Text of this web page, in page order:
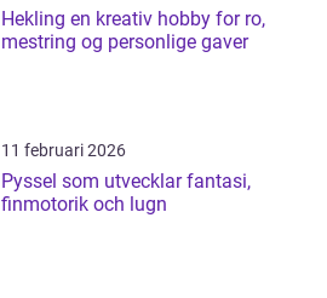
Hekling en kreativ hobby for ro,
mestring og personlige gaver
11 februari 2026
Pyssel som utvecklar fantasi,
finmotorik och lugn